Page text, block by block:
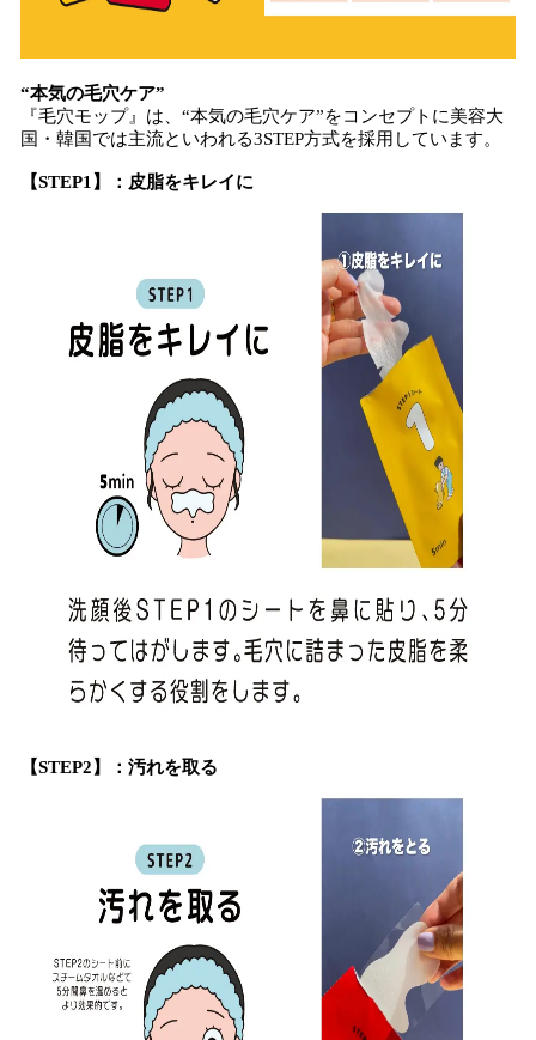
“本気の毛穴ケア”
『毛穴モップ』は、“本気の毛穴ケア”をコンセプトに美容大
国・韓国では主流といわれる3STEP方式を採用しています。
【STEP1】：皮脂をキレイに
【STEP2】：汚れを取る